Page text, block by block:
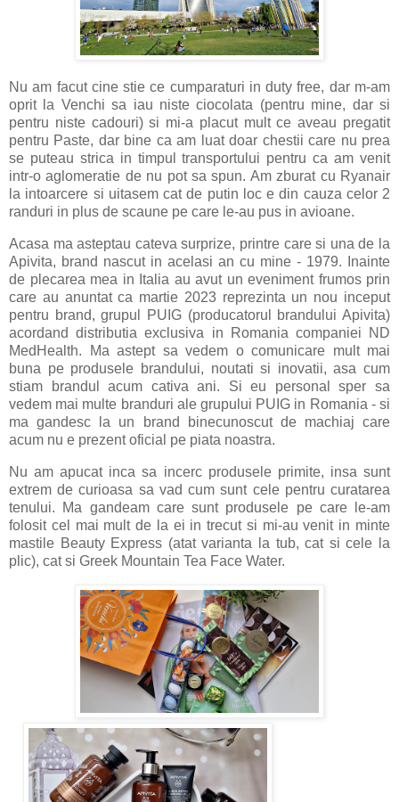
Nu am facut cine stie ce cumparaturi in duty free, dar m-am
oprit la Venchi sa iau niste ciocolata (pentru mine, dar si
pentru niste cadouri) si mi-a placut mult ce aveau pregatit
pentru Paste, dar bine ca am luat doar chestii care nu prea
se puteau strica in timpul transportului pentru ca am venit
intr-o aglomeratie de nu pot sa spun. Am zburat cu Ryanair
la intoarcere si uitasem cat de putin loc e din cauza celor 2
randuri in plus de scaune pe care le-au pus in avioane.
Acasa ma asteptau cateva surprize, printre care si una de la
Apivita, brand nascut in acelasi an cu mine - 1979. Inainte
de plecarea mea in Italia au avut un eveniment frumos prin
care au anuntat ca martie 2023 reprezinta un nou inceput
pentru brand, grupul PUIG (producatorul brandului Apivita)
acordand distributia exclusiva in Romania companiei ND
MedHealth. Ma astept sa vedem o comunicare mult mai
buna pe produsele brandului, noutati si inovatii, asa cum
stiam brandul acum cativa ani. Si eu personal sper sa
vedem mai multe branduri ale grupului PUIG in Romania - si
ma gandesc la un brand binecunoscut de machiaj care
acum nu e prezent oficial pe piata noastra.
Nu am apucat inca sa incerc produsele primite, insa sunt
extrem de curioasa sa vad cum sunt cele pentru curatarea
tenului. Ma gandeam care sunt produsele pe care le-am
folosit cel mai mult de la ei in trecut si mi-au venit in minte
mastile Beauty Express (atat varianta la tub, cat si cele la
plic), cat si Greek Mountain Tea Face Water.